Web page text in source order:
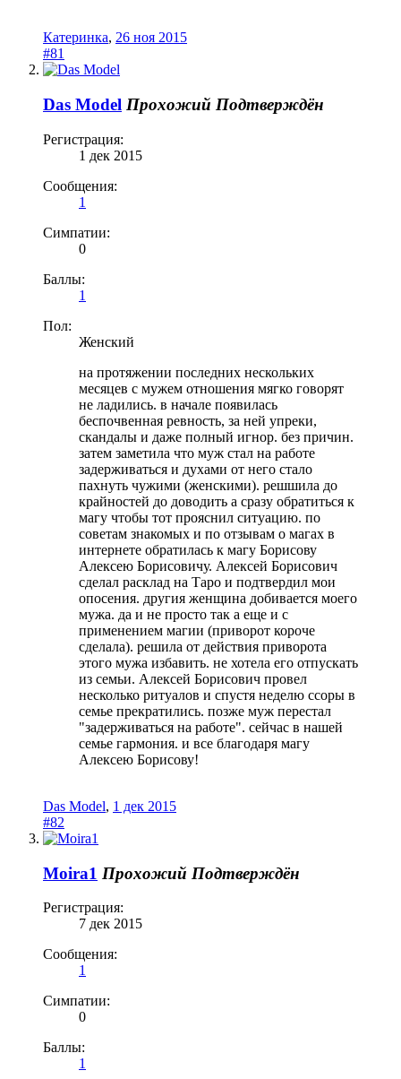
Катеринка, 26 ноя 2015
#81
Das Model Прохожий Подтверждён
Регистрация:
1 дек 2015
Сообщения:
1
Симпатии:
0
Баллы:
1
Пол:
Женский
на протяжении последних нескольких
месяцев с мужем отношения мягко говорят
не ладились. в начале появилась
беспочвенная ревность, за ней упреки,
скандалы и даже полный игнор. без причин.
затем заметила что муж стал на работе
задерживаться и духами от него стало
пахнуть чужими (женскими). решшила до
крайностей до доводить а сразу обратиться к
магу чтобы тот прояснил ситуацию. по
советам знакомых и по отзывам о магах в
интернете обратилась к магу Борисову
Алексею Борисовичу. Алексей Борисович
сделал расклад на Таро и подтвердил мои
опосения. другия женщина добивается моего
мужа. да и не просто так а еще и с
применением магии (приворот короче
сделала). решила от действия приворота
этого мужа избавить. не хотела его отпускать
из семьи. Алексей Борисович провел
несколько ритуалов и спустя неделю ссоры в
семье прекратились. позже муж перестал
"задерживаться на работе". сейчас в нашей
семье гармония. и все благодаря магу
Алексею Борисову!
Das Model, 1 дек 2015
#82
Moira1 Прохожий Подтверждён
Регистрация:
7 дек 2015
Сообщения:
1
Симпатии:
0
Баллы:
1